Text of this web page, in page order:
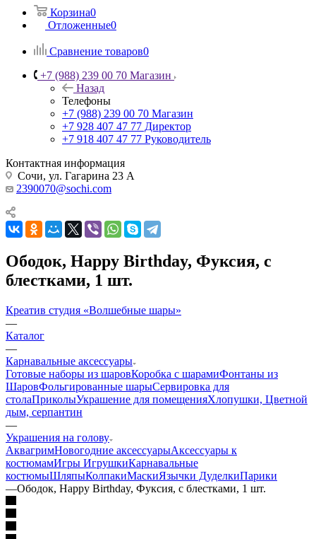
Корзина0
Отложенные0
Сравнение товаров0
+7 (988) 239 00 70 Магазин
Назад
Телефоны
+7 (988) 239 00 70 Магазин
+7 928 407 47 77 Директор
+7 918 407 47 77 Руководитель
Контактная информация
Сочи, ул. Гагарина 23 А
2390070@sochi.com
Ободок, Happy Birthday, Фуксия, с
блестками, 1 шт.
Креатив студия «Волшебные шары»
—
Каталог
—
Карнавальные аксессуары
Готовые наборы из шаровКоробка с шарамиФонтаны из
ШаровФольгированные шарыСервировка для
столаПриколыУкрашение для помещенияХлопушки, Цветной
дым, серпантин
—
Украшения на голову
АквагримНовогодние аксессуарыАксессуары к
костюмамИгры ИгрушкиКарнавальные
костюмыШляпыКолпакиМаскиЯзычки ДуделкиПарики
—Ободок, Happy Birthday, Фуксия, с блестками, 1 шт.